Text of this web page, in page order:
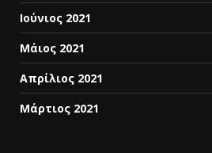
Ιούνιος 2021
Μάιος 2021
Απρίλιος 2021
Μάρτιος 2021